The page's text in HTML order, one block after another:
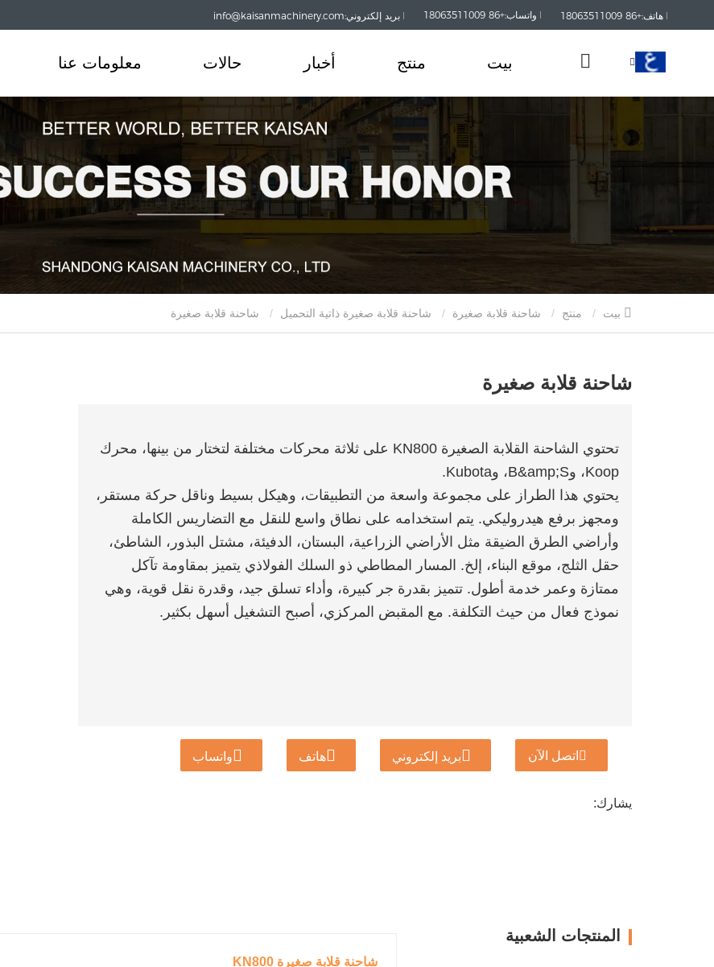
هاتف:+86 18063511009 واتساب:+86 18063511009 بريد إلكتروني:info@kaisanmachinery.com
بيت منتج أخبار حالات معلومات عنا
منتج شاحنة قلابة صغيرة شاحنة قلابة صغيرة ذاتية التحميل
شاحنة قلابة صغيرة
تحتوي الشاحنة القلابة الصغيرة KN800 على ثلاثة محركات مختلفة لتختار من بينها، محرك
Koop، وB&amp;S، وKubota.
يحتوي هذا الطراز على مجموعة واسعة من التطبيقات، وهيكل بسيط وناقل حركة مستقر،
ومجهز برفع هيدروليكي. يتم استخدامه على نطاق واسع للنقل مع التضاريس الكاملة
وأراضي الطرق الضيقة مثل الأراضي الزراعية، البستان، الدفيئة، مشتل البذور، الشاطئ،
حقل الثلج، موقع البناء، إلخ. المسار المطاطي ذو السلك الفولاذي يتميز بمقاومة تآكل
ممتازة وعمر خدمة أطول. تتميز بقدرة جر كبيرة، وأداء تسلق جيد، وقدرة نقل قوية، وهي
نموذج فعال من حيث التكلفة. مع المقبض المركزي، أصبح التشغيل أسهل بكثير.
اتصل الآن بريد إلكتروني هاتف واتساب
يشارك:
شاحنة قلابة صغيرة KN800
المنتجات الشعبية